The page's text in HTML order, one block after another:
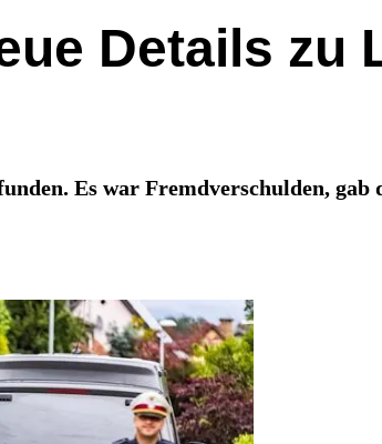
Details zu
Es war Fremdverschulden,